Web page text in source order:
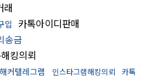
래
입 카톡아이디판매
송금
킹의뢰
커텔레그램 인스타그램해킹의뢰
카톡